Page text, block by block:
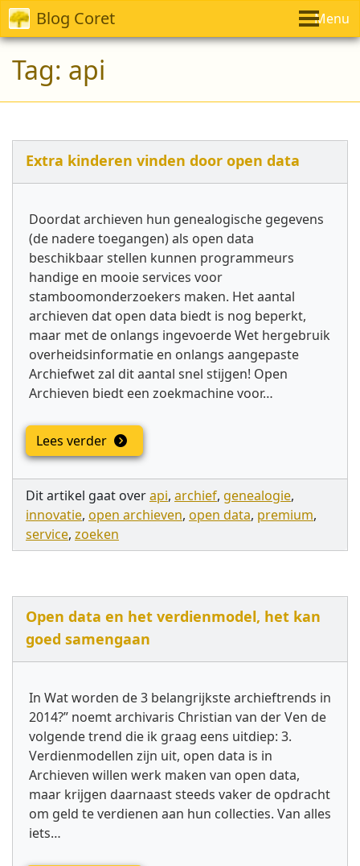
Blog Coret Menu
Tag: api
Extra kinderen vinden door open data
Doordat archieven hun genealogische gegevens
(de nadere toegangen) als open data
beschikbaar stellen kunnen programmeurs
handige en mooie services voor
stamboomonder­zoekers maken. Het aantal
archieven dat open data biedt is nog beperkt,
maar met de onlangs ingevoerde Wet hergebruik
overheidsinformatie en onlangs aangepaste
Archiefwet zal dit aantal snel stijgen! Open
Archieven biedt een zoekmachine voor…
Lees verder
Dit artikel gaat overapi, archief, genealogie,
innovatie, open archieven, open data, premium,
service, zoeken
Open data en het verdienmodel, het kan
goed samengaan
In Wat worden de 3 belangrijkste archieftrends in
2014?” noemt archivaris Christian van der Ven de
volgende trend die ik graag eens uitdiep: 3.
Verdienmodellen zijn uit, open data is in
Archieven willen werk maken van open data,
maar krijgen daarnaast steeds vaker de opdracht
om geld te verdienen aan hun collecties. Van alles
iets…